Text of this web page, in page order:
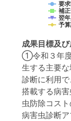
要
補
翌
予
成果目標及び
①令和３年度
生する主要
診断に利用
搭載する病
虫防除コスト
病害虫診断